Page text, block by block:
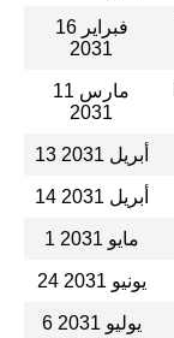
16 فبراير
2031
11 مارس
2031
13 أبريل 2031
14 أبريل 2031
1 مايو 2031
24 يونيو 2031
6 يوليو 2031